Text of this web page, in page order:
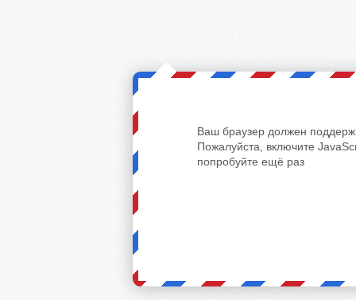
Ваш браузер должен
Пожалуйста, включите
попробуйте ещё раз